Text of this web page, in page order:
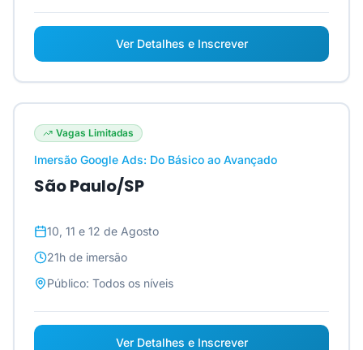
Ver Detalhes e Inscrever
Vagas Limitadas
Imersão Google Ads: Do Básico ao Avançado
São Paulo/SP
10, 11 e 12 de Agosto
21h de imersão
Público: Todos os níveis
Ver Detalhes e Inscrever